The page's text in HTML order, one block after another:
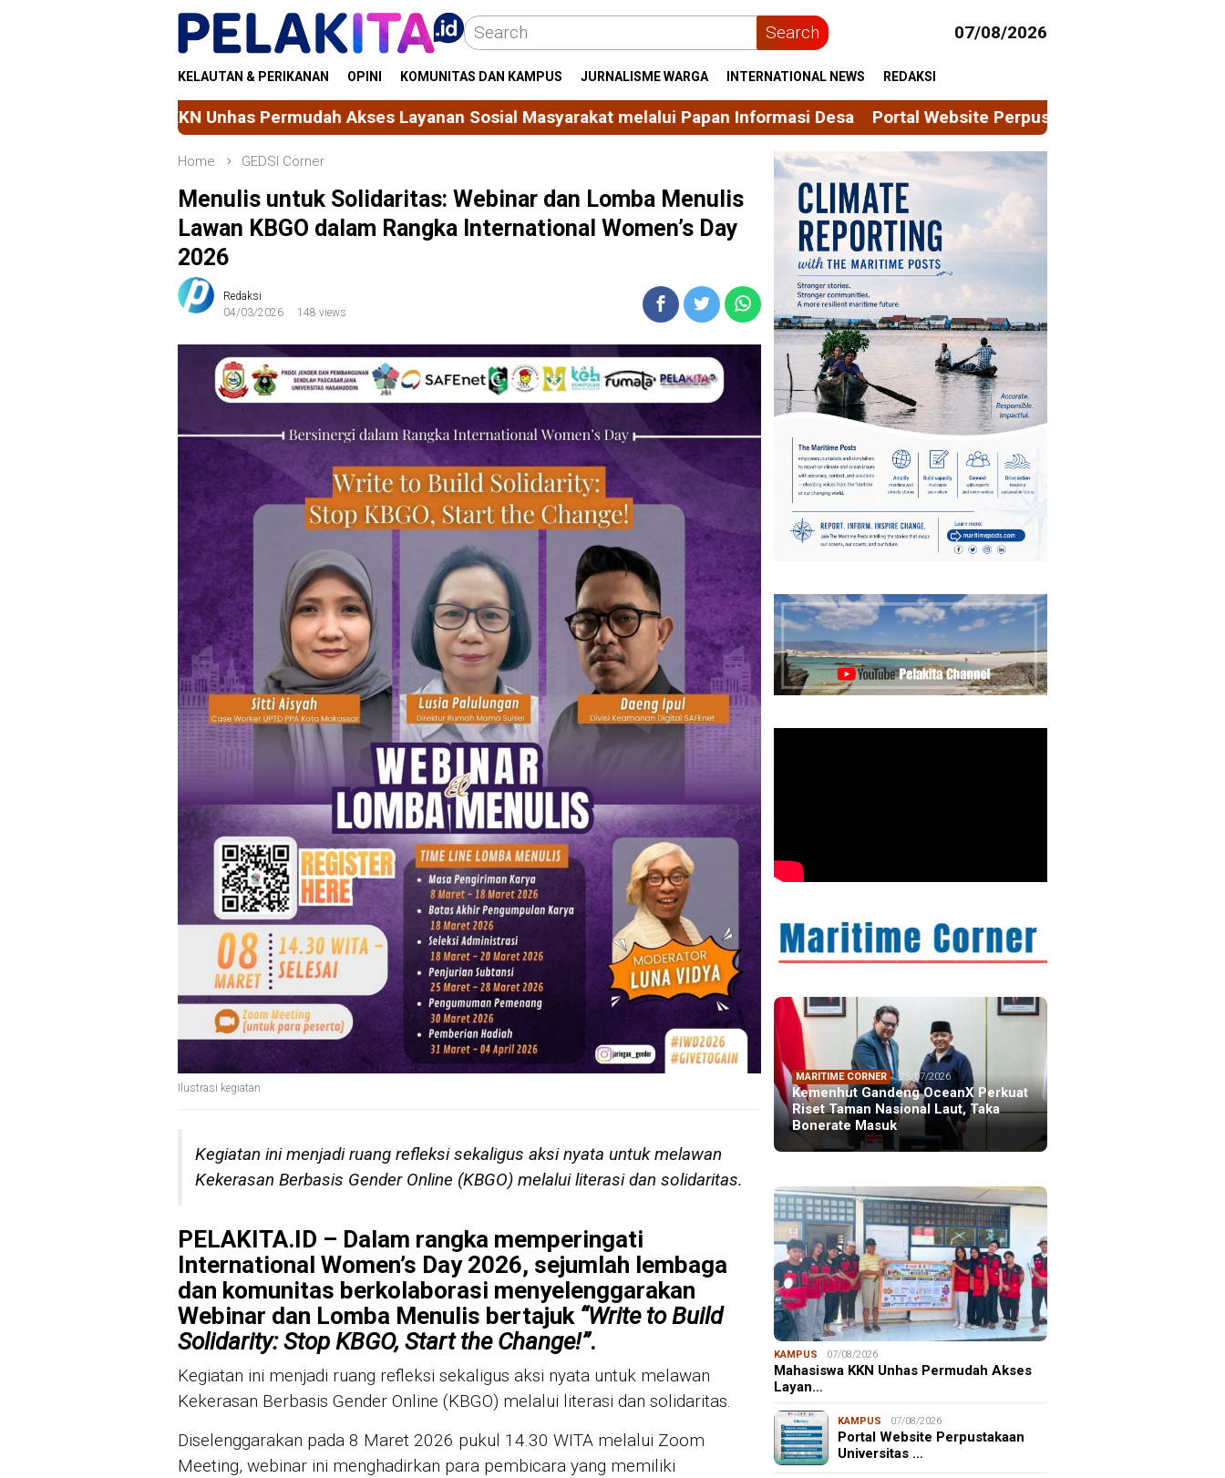
Skip
Search 07/08/2026
KELAUTAN & PERIKANAN OPINI KOMUNITAS DAN KAMPUS JURNALISME WARGA INTERNATIONAL NEWS REDAKSI
Permudah Akses Layanan Sosial Masyarakat melalui Papan Informasi Desa Portal Website Perpustakaan Universitas Hasanuddin Masuk Nominasi
Home GEDSI Corner
Menulis untuk Solidaritas: Webinar dan Lomba Menulis
Lawan KBGO dalam Rangka International Women’s Day
2026
Redaksi
04/03/2026
148 views
Ilustrasi kegiatan
Kegiatan ini menjadi ruang refleksi sekaligus aksi nyata untuk melawan
Kekerasan Berbasis Gender Online (KBGO) melalui literasi dan solidaritas.
PELAKITA.ID – Dalam rangka memperingati
International Women’s Day 2026, sejumlah lembaga
dan komunitas berkolaborasi menyelenggarakan
Webinar dan Lomba Menulis bertajuk “Write to Build
Solidarity: Stop KBGO, Start the Change!”.
Kegiatan ini menjadi ruang refleksi sekaligus aksi nyata untuk melawan
Kekerasan Berbasis Gender Online (KBGO) melalui literasi dan solidaritas.
Diselenggarakan pada 8 Maret 2026 pukul 14.30 WITA melalui Zoom
Meeting, webinar ini menghadirkan para pembicara yang memiliki
MARITIME CORNER 25/07/2026
Kemenhut Gandeng OceanX Perkuat
Riset Taman Nasional Laut, Taka
Bonerate Masuk
KAMPUS 07/08/2026
Mahasiswa KKN Unhas Permudah Akses
Layan…
KAMPUS 07/08/2026
Portal Website Perpustakaan
Universitas …